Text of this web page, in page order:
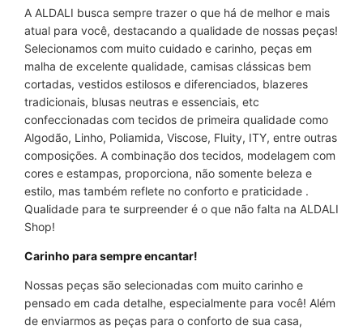
A ALDALI busca sempre trazer o que há de melhor e mais
atual para você, destacando a qualidade de nossas peças!
Selecionamos com muito cuidado e carinho, peças em
malha de excelente qualidade, camisas clássicas bem
cortadas, vestidos estilosos e diferenciados, blazeres
tradicionais, blusas neutras e essenciais, etc
confeccionadas com tecidos de primeira qualidade como
Algodão, Linho, Poliamida, Viscose, Fluity, ITY, entre outras
composições. A combinação dos tecidos, modelagem com
cores e estampas, proporciona, não somente beleza e
estilo, mas também reflete no conforto e praticidade .
Qualidade para te surpreender é o que não falta na ALDALI
Shop!
Carinho para sempre encantar!
Nossas peças são selecionadas com muito carinho e
pensado em cada detalhe, especialmente para você! Além
de enviarmos as peças para o conforto de sua casa,